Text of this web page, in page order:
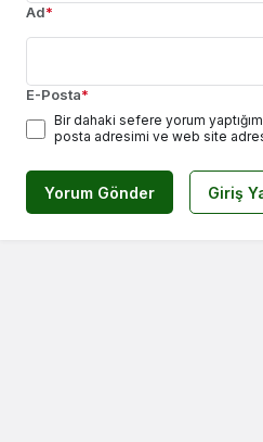
Ad*
E-Posta*
Bir dahaki sefere yorum
posta adresimi ve web site
Yorum Gönder Giriş